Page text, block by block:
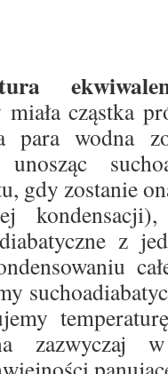
cząstka
wodna
gdy zostanie
z
zazwyczaj